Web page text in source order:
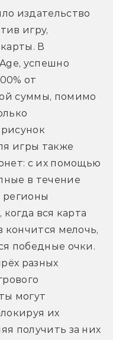
издательство
игру,
В
успешно
от
суммы, помимо
игры также
с их помощью
в течение
регионы
вся карта
кончится мелочь,
победные очки.
разных
могут
их
получить за них